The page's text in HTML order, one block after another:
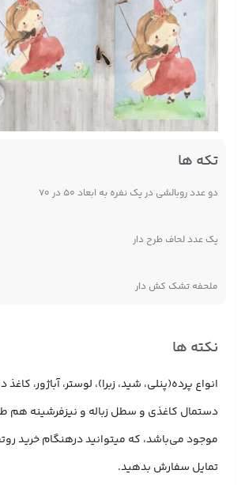
تکه ها
دو عدد روبالشی در یک نفره به ابعاد ۵۰ در ۷۰
یک عدد لحاف طرح دار
ملحفه تشک کش دار
نکته ها
انواع پرده(پنلی، شید، زبرا)، لوستر، آباژور،
دستمال کاغذی و سطل زباله و نیزفرشینه هم
موجود می‌باشد، که میتوانید درهنگام خرید
تمایل سفارش بدهید.